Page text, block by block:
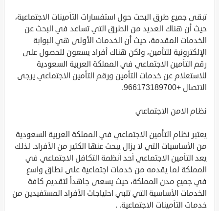
تبقى جميع طرق البحث حول استفسارات التأمينات الاجتماعية،
حيث أن هناك العديد من الطرق التي تساعد في البحث عن
الخدمات المقدمة، حيث أن الخدمات الأولى هي البوابة
الإلكترونية للتأمين، ولكن هناك أفراد يسعون للحصول على
رقم التأمين الاجتماعي في المملكة العربية السعودية
للاستعلام عن خدمات التأمين ورقم التأمين الاجتماعي يرجى
الاتصال +966173189700.
نظام الامن الاجتماعي
يعتبر نظام التأمين الاجتماعي في المملكة العربية السعودية
من الأساسيات التي لا يزال يبحث عنها الكثير من الأفراد. لذلك
يعد التأمين الاجتماعي أحد أنظمة التكافل الاجتماعي في
المملكة لما يقدمه من خدمات اجتماعية على نطاق واسع
في جميع مدن المملكة، حيث يسعى جاهداً لتقديم كافة
الخدمات الأساسية التي تلبي احتياجات الأفراد المستفيدين من
خدمات التأمينات الاجتماعية. .